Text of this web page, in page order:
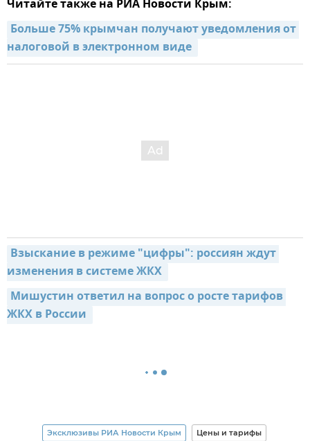
Читайте также на РИА Новости Крым:
Больше 75% крымчан получают уведомления от
налоговой в электронном виде
Взыскание в режиме "цифры": россиян ждут
изменения в системе ЖКХ
Мишустин ответил на вопрос о росте тарифов
ЖКХ в России
Эксклюзивы РИА Новости Крым Цены и тарифы